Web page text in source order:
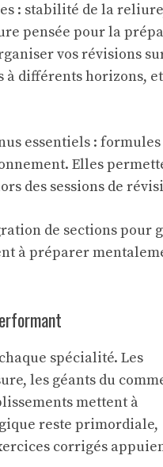
: stabilité de la
pensée pour la
vos révisions
à différents horizons,
essentiels : formules
Elles
des sessions de
de sections pour
à préparer
spécialité. Les
les géants du
mettent à
reste primordiale,
corrigés